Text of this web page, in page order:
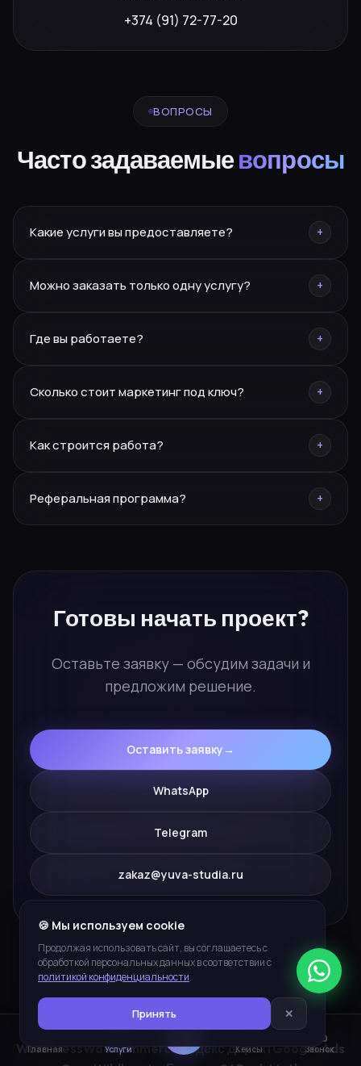
+374 (91) 72-77-20
ВОПРОСЫ
Часто задаваемыевопросы
Какие услуги вы предоставляете? +
дизайн, полиграфия, фото/видео, маркетплейсы,
Можно заказать только одну услугу? +
ключ.
Где вы работаете? +
и СНГ.
Сколько стоит маркетинг под ключ? +
подготовим персональное предложение.
Как строится работа? +
Персональный менеджер ведёт проект от начала до
Реферальная программа? +
подробности.
Готовы начать проект?
Оставьте заявку — обсудим задачи и
предложим решение.
Оставить заявку →
WhatsApp
Telegram
zakaz@yuva-studia.ru
ПЛАТФОРМЫ И ИНСТРУМЕНТЫ
WordPressWooCommerceЯндекс ДиректGoogle Ads
Главная Услуги Кейсы Звонок
🍪 Мы используем cookie
Продолжая использовать сайт, вы соглашаетесь с
обработкой персональных данных в соответствии с
политикой конфиденциальности.
Принять ✕